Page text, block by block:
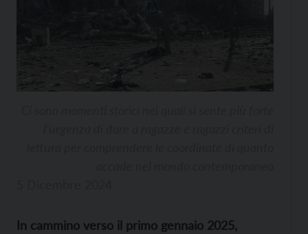
In cammino verso il primo gennaio 2025,